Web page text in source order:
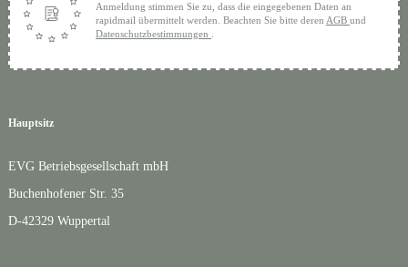
Hauptsitz
EVG Betriebsgesellschaft mbH
Buchenhofener Str. 35
D-42329 Wuppertal
Anmeldung stimmen Sie zu, dass die eingegebenen Daten an
rapidmail übermittelt werden. Beachten Sie bitte deren AGB und
Datenschutzbestimmungen